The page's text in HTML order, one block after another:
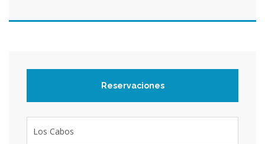
Reservaciones